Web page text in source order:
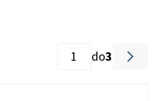
do3